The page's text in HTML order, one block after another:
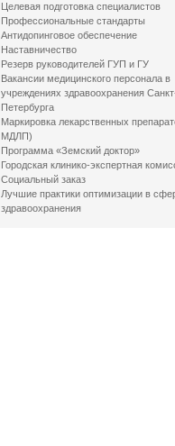
Целевая подготовка специалистов
Профессиональные стандарты
Антидопинговое обеспечение
Наставничество
Резерв руководителей ГУП и ГУ
Вакансии медицинского персонала в
учреждениях здравоохранения
Петербурга
Маркировка лекарственных
МДЛП)
Программа «Земский доктор»
Городская клинико-экспертная
Социальный заказ
Лучшие практики оптимизации в
здравоохранения